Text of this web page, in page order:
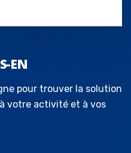
EN
pour trouver la solution
votre activité et à vos